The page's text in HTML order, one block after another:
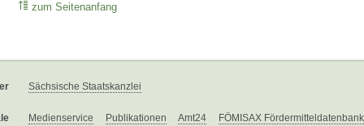
zum Seitenanfang
Sächsische Staatskanzlei
Medienservice Publikationen Amt24 FÖMISAX Fördermitteldatenbank